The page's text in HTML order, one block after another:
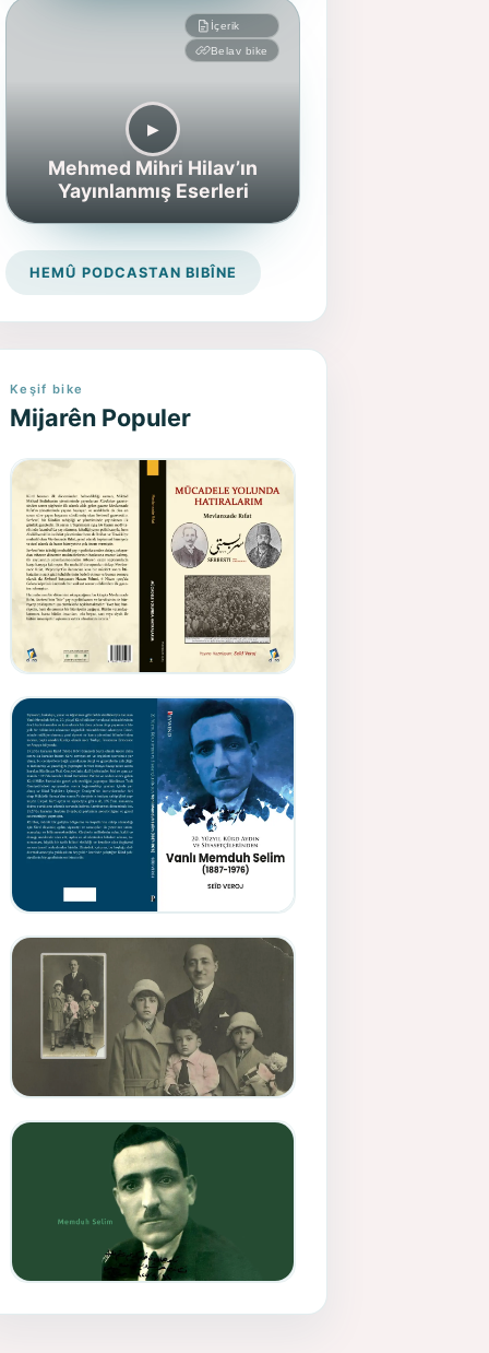
İçerik
Belav bike
▶︎
Mehmed Mihri Hilav’ın
Yayınlanmış Eserleri
HEMÛ PODCASTAN BIBÎNE
Keşif bike
Mijarên Populer
Gazeteci, Yazar, Hukukçu ve
Siyasetçi Kimliğiyle
Mevlanzade Rıfat - Seîd
Veroj
Memduh Selîmê Wanî (1887-
1876)
Mihemed Mîhrî Hîlav ji
afirênerên rewşenbîriya
Memduh Selim ve Xoybûn